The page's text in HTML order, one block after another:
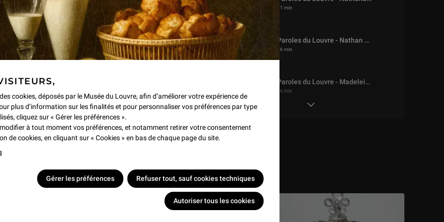
cookies, déposés par le Musée du Louvre, afin d’améliorer votre expérience de
plus d’information sur les finalités et pour personnaliser vos préférences par type
cliquez sur « Gérer les préférences ».
à tout moment vos préférences, et notamment retirer votre consentement
de cookies, en cliquant sur « Cookies » en bas de chaque page du site.
Gérer les préférences Refuser tout, sauf cookies techniques
Autoriser tous les cookies
« Paroles du Louvre », les
des Beaux-Arts de Paris,
21 min
Paroles du Louvre - Nathan Bertet
26 min
Paroles du Louvre - Madeleine Roger-Lacan
26 min
Paroles du Louvre - Jean Claracq